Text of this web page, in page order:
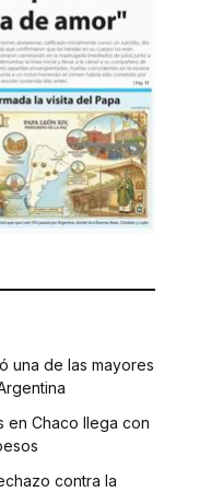
una de las mayores
en Chaco llega con
contra la